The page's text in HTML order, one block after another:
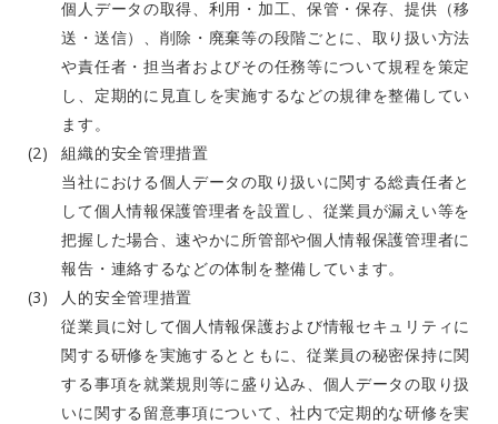
個人データの取得、利用・加工、保管・保存、提供（移
送・送信）、削除・廃棄等の段階ごとに、取り扱い方法
や責任者・担当者およびその任務等について規程を策定
し、定期的に見直しを実施するなどの規律を整備してい
ます。
組織的安全管理措置
当社における個人データの取り扱いに関する総責任者と
して個人情報保護管理者を設置し、従業員が漏えい等を
把握した場合、速やかに所管部や個人情報保護管理者に
報告・連絡するなどの体制を整備しています。
人的安全管理措置
従業員に対して個人情報保護および情報セキュリティに
関する研修を実施するとともに、従業員の秘密保持に関
する事項を就業規則等に盛り込み、個人データの取り扱
いに関する留意事項について、社内で定期的な研修を実